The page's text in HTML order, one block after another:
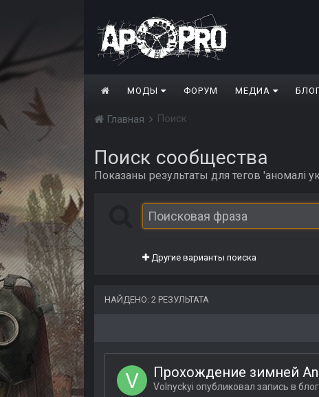
МОДЫ ФОРУМ МЕДИА
Главная Поиск
Поиск сообщества
Показаны результаты для тегов 'аномалі
Другие варианты поиска
НАЙДЕНО: 2 РЕЗУЛЬТАТА
Прохождение зимней
Volnyckyi опубликовал запись в